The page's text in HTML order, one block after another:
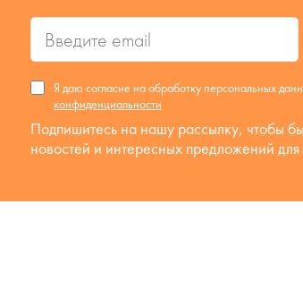
Я даю согласие на обработку персональных
конфиденциальности
Подпишитесь на нашу рассылку, чтобы
новостей и интересных предложений